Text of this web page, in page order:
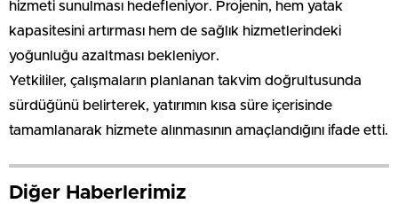
hizmeti sunulması hedefleniyor. Projenin, hem yatak
kapasitesini artırması hem de sağlık hizmetlerindeki
yoğunluğu azaltması bekleniyor.
Yetkililer, çalışmaların planlanan takvim doğrultusunda
sürdüğünü belirterek, yatırımın kısa süre içerisinde
tamamlanarak hizmete alınmasının amaçlandığını ifade etti.
Diğer Haberlerimiz